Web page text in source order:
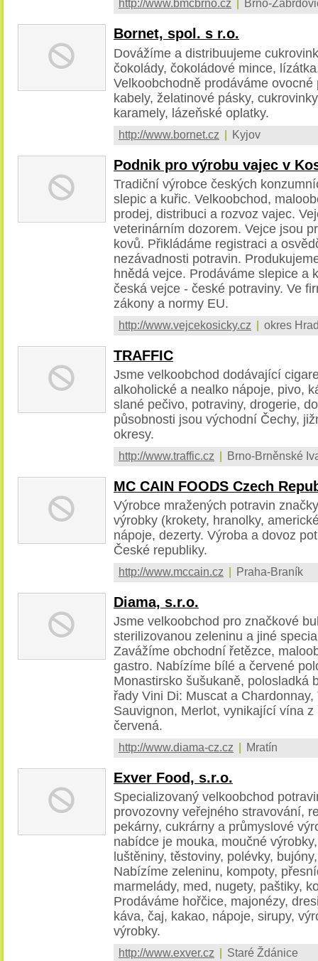
http://www.bmcbrno.cz Brno-
Bornet, spol. s r.o.
Dovážíme a distribuujeme
čokolády, čokoládové mince,
Velkoobchodně prodáváme
kabely, želatinové pásky,
karamely, lázeňské oplatky.
http://www.bornet.cz | Kyjov
Podnik pro výrobu vajec v
Tradiční výrobce českých
slepic a kuřic. Velkoobchod,
prodej, distribuci a rozvoz vajec.
veterinárním dozorem. Vejce jsou
kovů. Přikládáme registraci a
nezávadnosti potravin.
hnědá vejce. Prodáváme slepice a
česká vejce - české potraviny. Ve
zákony a normy EU.
http://www.vejcekosicky.cz | okres
TRAFFIC
Jsme velkoobchod dodávající
alkoholické a nealko nápoje, pivo,
slané pečivo, potraviny, drogerie,
působnosti jsou východní Čechy,
okresy.
http://www.traffic.cz | Brno-Brněnské
MC CAIN FOODS Czech
Výrobce mražených potravin
výrobky (krokety, hranolky,
nápoje, dezerty. Výroba a dovoz
České republiky.
http://www.mccain.cz | Praha-Braník
Diama, s.r.o.
Jsme velkoobchod pro značkové
sterilizovanou zeleninu a jiné
Zavážíme obchodní řetězce,
gastro. Nabízíme bílé a červené
Monastirsko šušukaně, polosladká
řady Vini Di: Muscat a
Sauvignon, Merlot, vynikající vína
červená.
http://www.diama-cz.cz | Mratín
Exver Food, s.r.o.
Specializovaný velkoobchod
provozovny veřejného stravování,
pekárny, cukrárny a průmyslové
nabídce je mouka, moučné
luštěniny, těstoviny, polévky,
Nabízíme zeleninu, kompoty,
marmelády, med, nugety, paštiky,
Prodáváme hořčice, majonézy,
káva, čaj, kakao, nápoje, sirupy,
výrobky.
http://www.exver.cz Staré Ždánice